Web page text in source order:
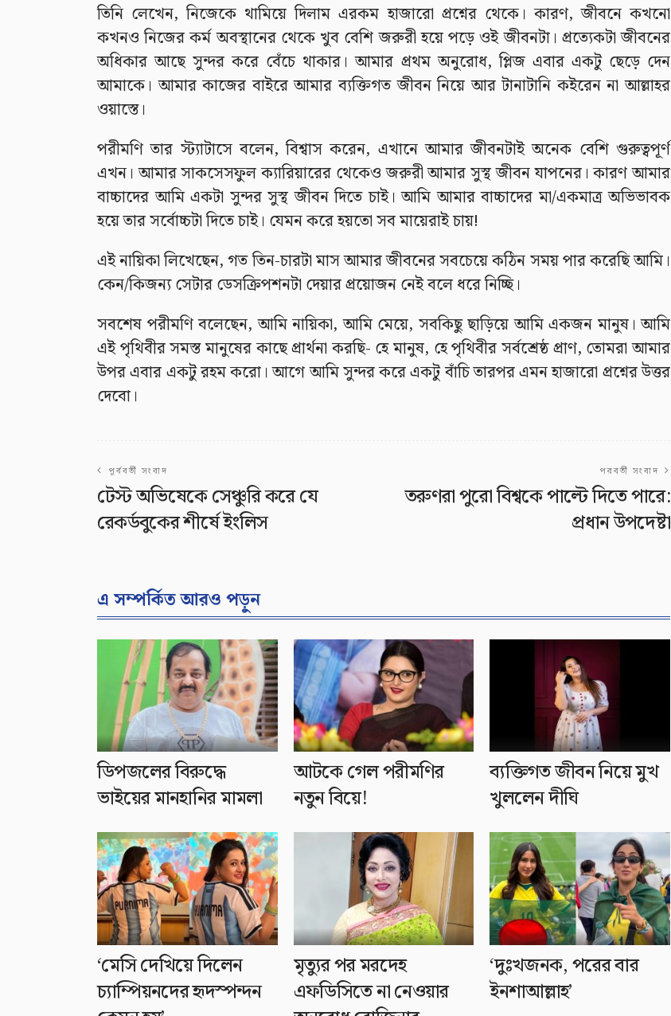
তিনি লেখেন, নিজেকে থামিয়ে দিলাম এরকম হাজারো প্রশ্নের থেকে। কারণ, জীবনে কখনো
কখনও নিজের কর্ম অবস্থানের থেকে খুব বেশি জরুরী হয়ে পড়ে ওই জীবনটা। প্রত্যেকটা জীবনের
অধিকার আছে সুন্দর করে বেঁচে থাকার। আমার প্রথম অনুরোধ, প্লিজ এবার একটু ছেড়ে দেন
আমাকে। আমার কাজের বাইরে আমার ব্যক্তিগত জীবন নিয়ে আর টানাটানি কইরেন না আল্লাহর
ওয়াস্তে।
পরীমণি তার স্ট্যাটাসে বলেন, বিশ্বাস করেন, এখানে আমার জীবনটাই অনেক বেশি গুরুত্বপূর্ণ
এখন। আমার সাকসেসফুল ক্যারিয়ারের থেকেও জরুরী আমার সুস্থ জীবন যাপনের। কারণ আমার
বাচ্চাদের আমি একটা সুন্দর সুস্থ জীবন দিতে চাই। আমি আমার বাচ্চাদের মা/একমাত্র অভিভাবক
হয়ে তার সর্বোচ্চটা দিতে চাই। যেমন করে হয়তো সব মায়েরাই চায়!
এই নায়িকা লিখেছেন, গত তিন-চারটা মাস আমার জীবনের সবচেয়ে কঠিন সময় পার করেছি আমি।
কেন/কিজন্য সেটার ডেসক্রিপশনটা দেয়ার প্রয়োজন নেই বলে ধরে নিচ্ছি।
সবশেষ পরীমণি বলেছেন, আমি নায়িকা, আমি মেয়ে, সবকিছু ছাড়িয়ে আমি একজন মানুষ। আমি
এই পৃথিবীর সমস্ত মানুষের কাছে প্রার্থনা করছি- হে মানুষ, হে পৃথিবীর সর্বশ্রেষ্ঠ প্রাণ, তোমরা আমার
উপর এবার একটু রহম করো। আগে আমি সুন্দর করে একটু বাঁচি তারপর এমন হাজারো প্রশ্নের উত্তর
দেবো।
পূর্ববর্তী সংবাদ
টেস্ট অভিষেকে সেঞ্চুরি করে যে
রেকর্ডবুকের শীর্ষে ইংলিস
পরবর্তী সংবাদ
তরুণরা পুরো বিশ্বকে পাল্টে দিতে পারে:
প্রধান উপদেষ্টা
এ সম্পর্কিত আরও পড়ুন
ডিপজলের বিরুদ্ধে
ভাইয়ের মানহানির মামলা
আটকে গেল পরীমণির
নতুন বিয়ে!
ব্যক্তিগত জীবন নিয়ে মুখ
খুললেন দীঘি
‘মেসি দেখিয়ে দিলেন
চ্যাম্পিয়নদের হৃদস্পন্দন
মৃত্যুর পর মরদেহ
এফডিসিতে না নেওয়ার
‘দুঃখজনক, পরের বার
ইনশাআল্লাহ’